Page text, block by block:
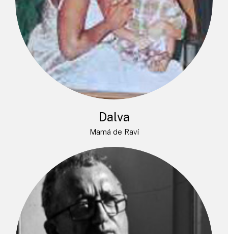
Dalva
Mamá de Raví